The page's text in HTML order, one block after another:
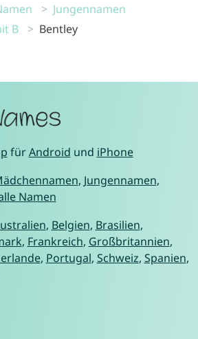
Jungennamen
B
Bentley
fürAndroid und iPhone
, Jungennamen,
Namen
, Belgien, Brasilien,
, Frankreich, Großbritannien,
, Portugal, Schweiz, Spanien,